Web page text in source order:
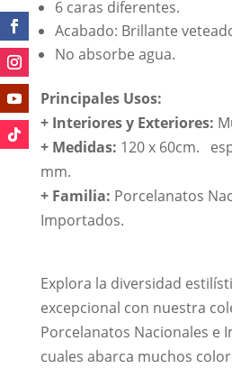
6 caras diferentes.
Acabado: Brillante
No absorbe agua.
Principales Usos:
+ Interiores y Exteriores:
+ Medidas: 120 x 60cm.
mm.
+ Familia: Porcelanatos
Importados.
Explora la diversidad
excepcional con nuestra
Porcelanatos Nacionales e
cuales abarca muchos